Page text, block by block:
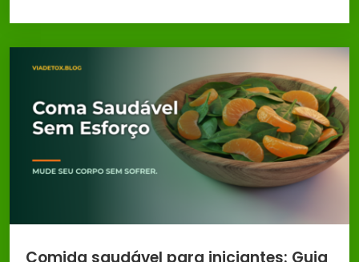
Comida saudável para iniciantes: Guia